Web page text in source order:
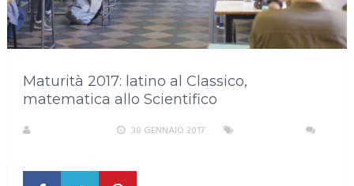
Maturità 2017: latino al Classico,
matematica allo Scientifico
30 GENNAIO 2017